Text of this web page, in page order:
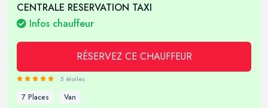
CENTRALE RESERVATION TAXI
Infos chauffeur
RÉSERVEZ CE CHAUFFEUR
5 étoiles
7 Places Van